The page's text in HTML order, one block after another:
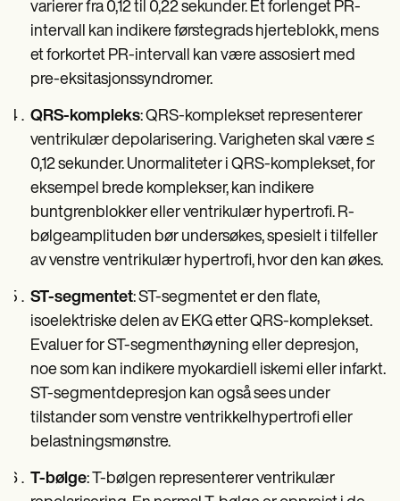
varierer fra 0,12 til 0,22 sekunder. Et forlenget PR-
intervall kan indikere førstegrads hjerteblokk, mens
et forkortet PR-intervall kan være assosiert med
pre-eksitasjonssyndromer.
QRS-kompleks: QRS-komplekset representerer
ventrikulær depolarisering. Varigheten skal være ≤
0,12 sekunder. Unormaliteter i QRS-komplekset, for
eksempel brede komplekser, kan indikere
buntgrenblokker eller ventrikulær hypertrofi. R-
bølgeamplituden bør undersøkes, spesielt i tilfeller
av venstre ventrikulær hypertrofi, hvor den kan økes.
ST-segmentet: ST-segmentet er den flate,
isoelektriske delen av EKG etter QRS-komplekset.
Evaluer for ST-segmenthøyning eller depresjon,
noe som kan indikere myokardiell iskemi eller infarkt.
ST-segmentdepresjon kan også sees under
tilstander som venstre ventrikkelhypertrofi eller
belastningsmønstre.
T-bølge: T-bølgen representerer ventrikulær